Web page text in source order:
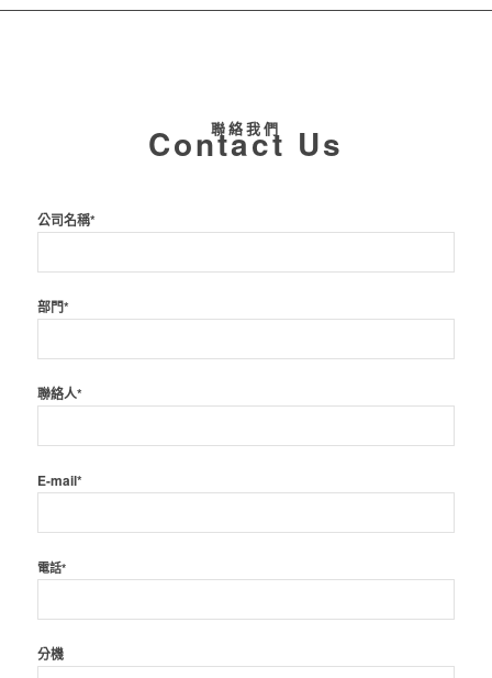
聯絡我們
Contact Us
公司名稱*
部門*
聯絡人*
E-mail*
電話*
分機